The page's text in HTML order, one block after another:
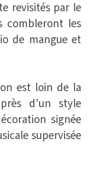
revisités par le
combleront les
de mangue et
est loin de la
d'un style
signée
supervisée